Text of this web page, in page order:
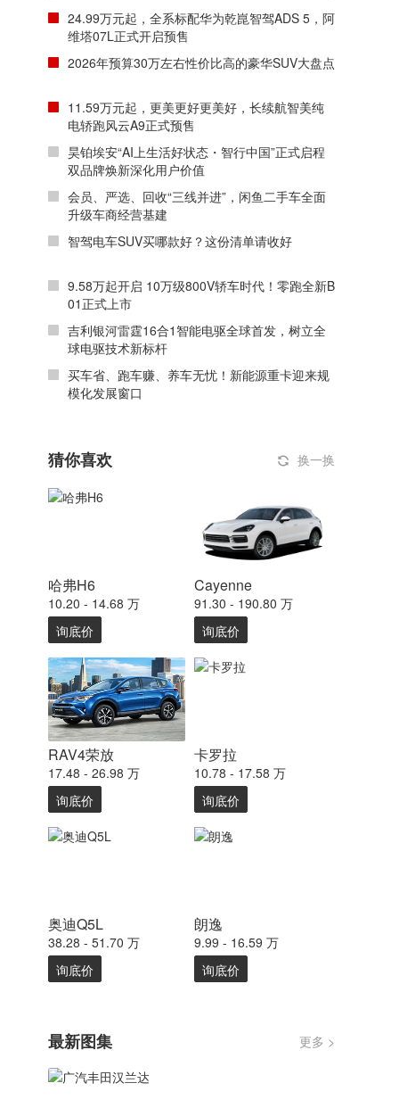
元
24.99万元起，全系标配华为乾崑智驾ADS 5，阿
维塔07L正式开启预售
2026年预算30万左右性价比高的豪华SUV大盘点
11.59万元起，更美更好更美好，长续航智美纯
电轿跑风云A9正式预售
昊铂埃安“AI上生活好状态・智行中国”正式启程
双品牌焕新深化用户价值
会员、严选、回收“三线并进”，闲鱼二手车全面
升级车商经营基建
智驾电车SUV买哪款好？这份清单请收好
9.58万起开启 10万级800V轿车时代！零跑全新B
01正式上市
吉利银河雷霆16合1智能电驱全球首发，树立全
球电驱技术新标杆
买车省、跑车赚、养车无忧！新能源重卡迎来规
模化发展窗口
猜你喜欢 换一换
哈弗H6
10.20 - 14.68 万
询底价
Cayenne
91.30 - 190.80 万
询底价
RAV4荣放
17.48 - 26.98 万
询底价
卡罗拉
10.78 - 17.58 万
询底价
奥迪Q5L
38.28 - 51.70 万
询底价
朗逸
9.99 - 16.59 万
询底价
最新图集 更多 >